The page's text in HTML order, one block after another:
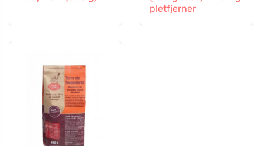
pletfjerner